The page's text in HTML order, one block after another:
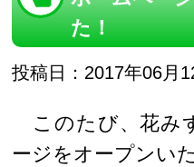
た！
投稿日：2017年06月
このたび、花み
ージをオープンい